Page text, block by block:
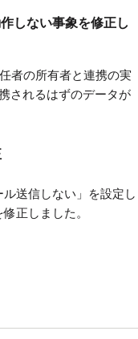
しない事象を修正し
者の所有者と連携の実
されるはずのデータが
送信しない」を設定し
正しました。